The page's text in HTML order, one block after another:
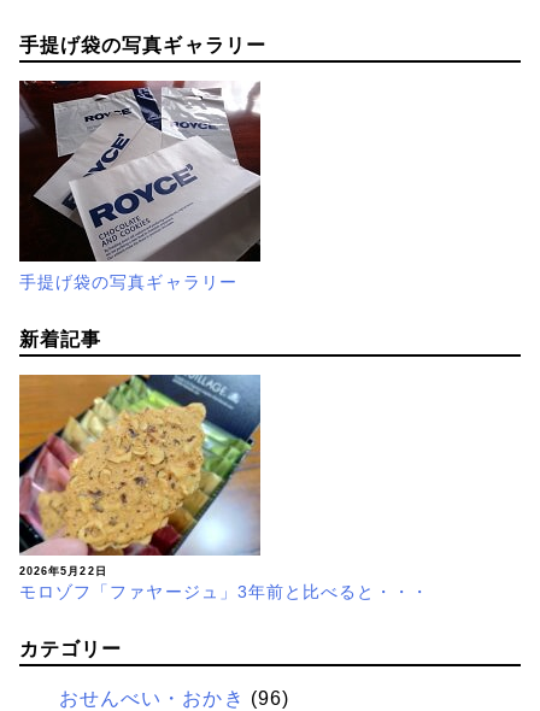
手提げ袋の写真ギャラリー
手提げ袋の写真ギャラリー
新着記事
2026年5月22日
モロゾフ「ファヤージュ」3年前と比べると・・・
カテゴリー
おせんべい・おかき (96)